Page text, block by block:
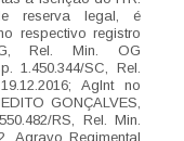
reserva legal, é
respectivo registro
Rel. Min. OG
1.450.344/SC, Rel.
AgInt no
GONÇALVES,
RS, Rel. Min.
Agravo Regimental